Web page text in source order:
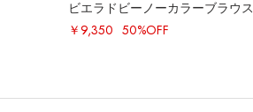
ビエラドビーノーカラーブラウス
￥9,350 50%OFF